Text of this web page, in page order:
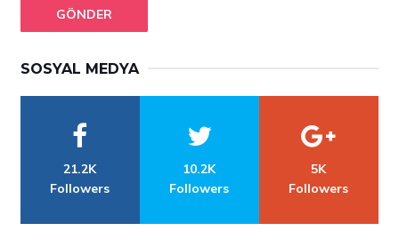
GÖNDER
SOSYAL MEDYA
21.2K
Followers
10.2K
Followers
5K
Followers